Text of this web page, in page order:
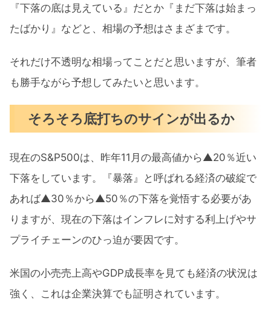
『下落の底は見えている』だとか『まだ下落は始まっ
たばかり』などと、相場の予想はさまざまです。
それだけ不透明な相場ってことだと思いますが、筆者
も勝手ながら予想してみたいと思います。
そろそろ底打ちのサインが出るか
現在のS&P500は、昨年11月の最高値から▲20％近い
下落をしています。『暴落』と呼ばれる経済の破綻で
あれば▲30％から▲50％の下落を覚悟する必要があ
りますが、現在の下落はインフレに対する利上げやサ
プライチェーンのひっ迫が要因です。
米国の小売売上高やGDP成長率を見ても経済の状況は
強く、これは企業決算でも証明されています。